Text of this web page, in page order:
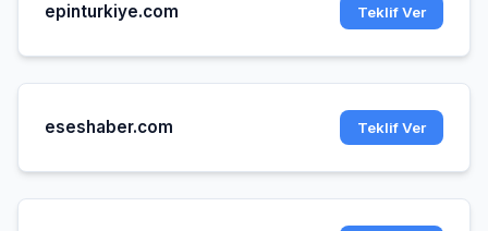
epinturkiye.com Teklif Ver
eseshaber.com Teklif Ver